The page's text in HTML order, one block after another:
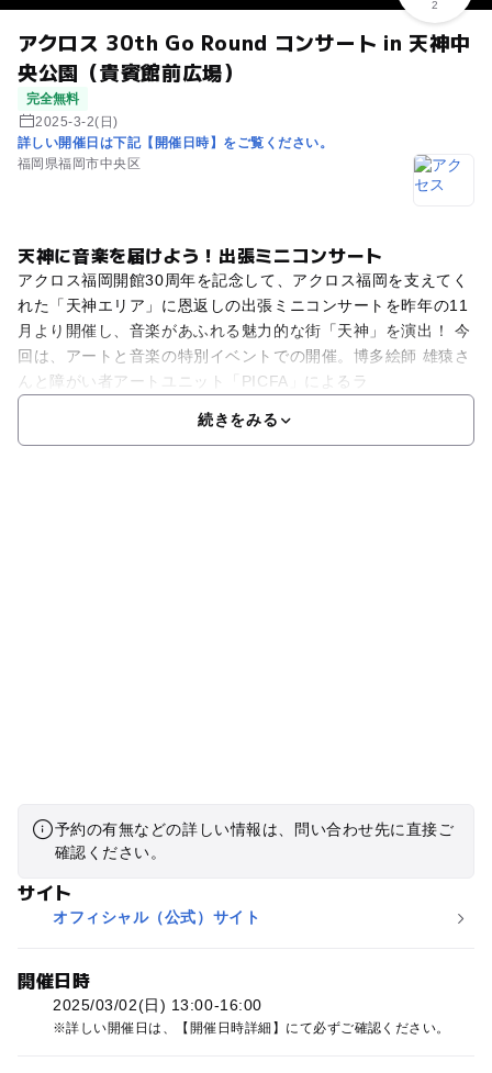
アクロス 30th Go Round コンサート in 天神中
央公園（貴賓館前広場）
完全無料
2025-3-2(日)
詳しい開催日は下記【開催日時】をご覧ください。
福岡県福岡市中央区
2
天神に音楽を届けよう！出張ミニコンサート
アクロス福岡開館30周年を記念して、アクロス福岡を支えてく
れた「天神エリア」に恩返しの出張ミニコンサートを昨年の11
月より開催し、音楽があふれる魅力的な街「天神」を演出！ 今
回は、アートと音楽の特別イベントでの開催。博多絵師 雄猿さ
んと障がい者アートユニット「PICFA」によるラ
続きをみる
予約の有無などの詳しい情報は、問い合わせ先に直接ご
確認ください。
サイト
オフィシャル（公式）サイト
開催日時
2025/03/02(日) 13:00-16:00
詳しい開催日は、【開催日時詳細】にて必ずご確認ください。